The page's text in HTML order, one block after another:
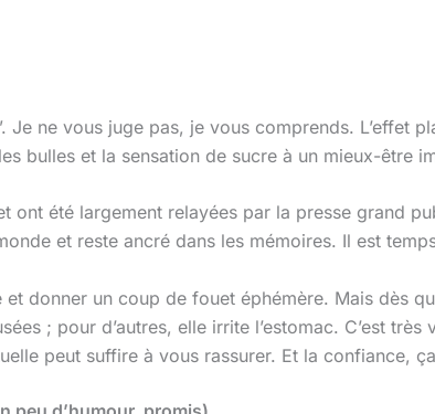
Je ne vous juge pas, je vous comprends. L’effet
bulles et la sensation de sucre à un mieux-être
ont été largement relayées par la presse grand
et reste ancré dans les mémoires. Il est
donner un coup de fouet éphémère. Mais dès
; pour d’autres, elle irrite l’estomac. C’est
peut suffire à vous rassurer. Et la confiance,